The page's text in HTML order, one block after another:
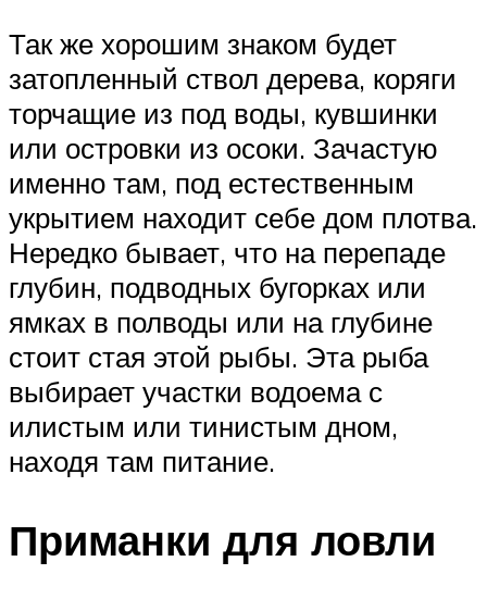
Так же хорошим знаком будет
затопленный ствол дерева, коряги
торчащие из под воды, кувшинки
или островки из осоки. Зачастую
именно там, под естественным
укрытием находит себе дом плотва.
Нередко бывает, что на перепаде
глубин, подводных бугорках или
ямках в полводы или на глубине
стоит стая этой рыбы. Эта рыба
выбирает участки водоема с
илистым или тинистым дном,
находя там питание.
Приманки для ловли